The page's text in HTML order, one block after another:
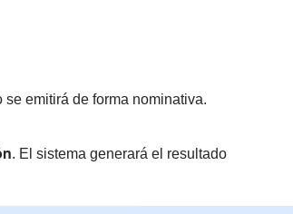
emitirá de forma nominativa.
. El sistema generará el resultado